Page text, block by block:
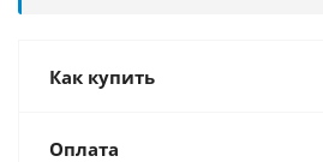
Как купить
Оплата